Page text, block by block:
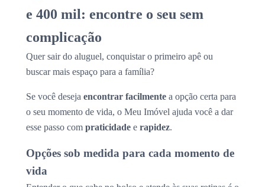
e 400 mil: encontre o seu sem
complicação
Quer sair do aluguel, conquistar o primeiro apê ou
buscar mais espaço para a família?
Se você deseja encontrar facilmente a opção certa para
o seu momento de vida, o Meu Imóvel ajuda você a dar
esse passo com praticidade e rapidez.
Opções sob medida para cada momento de
vida